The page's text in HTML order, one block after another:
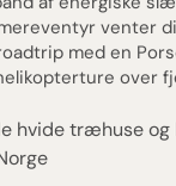
venter
med en
over